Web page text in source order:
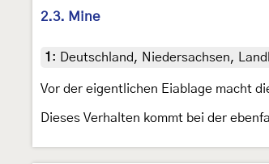
2.3. Mine
1 : Deutschland, Niedersachsen,
Vor der eigentlichen Eiablage macht
Dieses Verhalten kommt bei der